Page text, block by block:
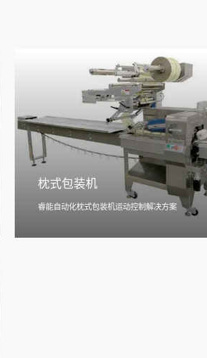
枕式包装机
睿能自动化枕式包装机运动控制解决方案